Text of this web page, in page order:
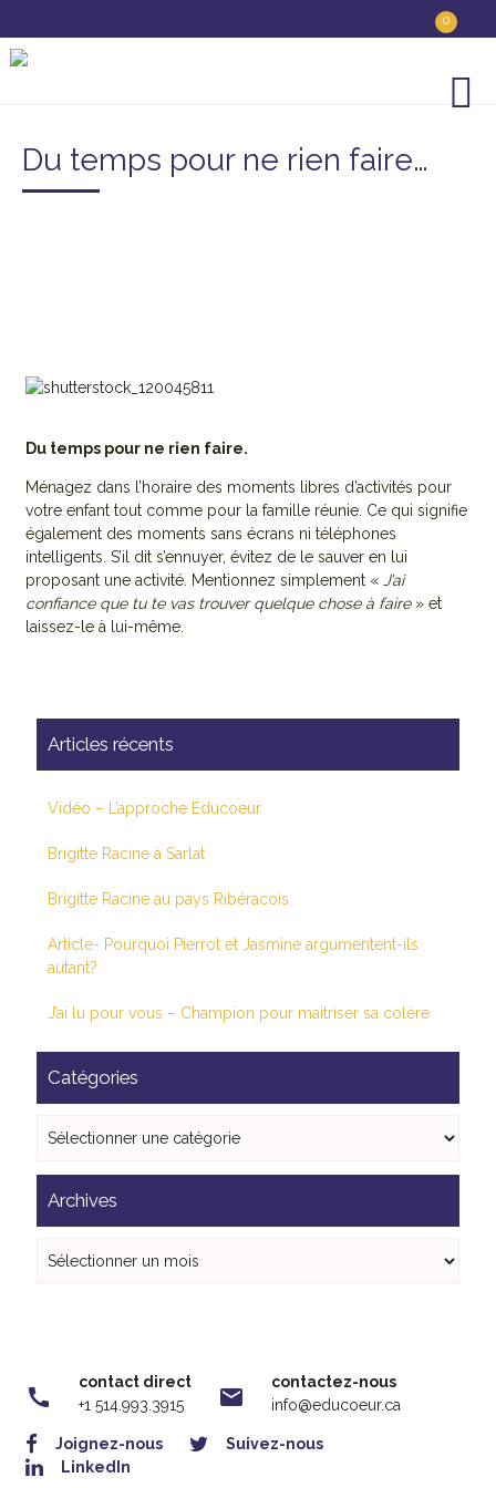
0
À PROPOS
ACTUALITÉS
CONTACT
Du temps pour ne rien faire…
Du temps pour ne rien faire.
Ménagez dans l’horaire des moments libres d’activités pour
votre enfant tout comme pour la famille réunie. Ce qui signifie
également des moments sans écrans ni téléphones
intelligents. S’il dit s’ennuyer, évitez de le sauver en lui
proposant une activité. Mentionnez simplement « J’ai
confiance que tu te vas trouver quelque chose à faire» et
laissez-le à lui-même.
Articles récents
Vidéo – L’approche Éducoeur
Brigitte Racine à Sarlat
Brigitte Racine au pays Ribéracois
Article- Pourquoi Pierrot et Jasmine argumentent-ils
autant?
J’ai lu pour vous – Champion pour maitriser sa colère
Catégories
Archives
call
contact direct
+1 514.993.3915
mail
contactez-nous
info@educoeur.ca
Joignez-nous
Suivez-nous
LinkedIn